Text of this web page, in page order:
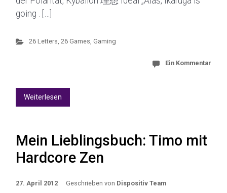
going . […]
26 Letters, 26 Games, Gaming
Ein Kommentar
Weiterlesen
Mein Lieblingsbuch: Timo mit
Hardcore Zen
27. April 2012 Geschrieben von Dispositiv Team